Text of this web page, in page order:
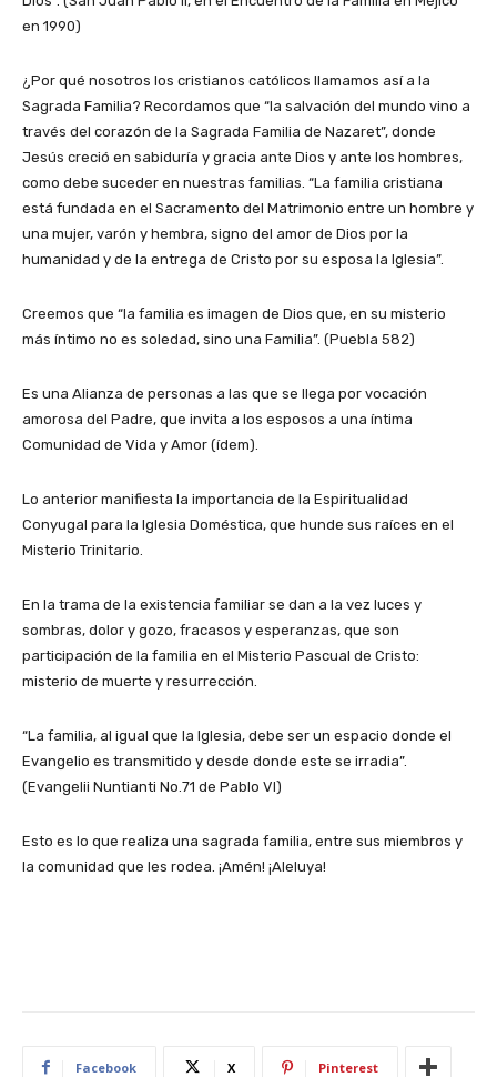
en 1990)
¿Por qué nosotros los cristianos católicos llamamos así a la
Sagrada Familia? Recordamos que “la salvación del mundo vino a
través del corazón de la Sagrada Familia de Nazaret”, donde
Jesús creció en sabiduría y gracia ante Dios y ante los hombres,
como debe suceder en nuestras familias. “La familia cristiana
está fundada en el Sacramento del Matrimonio entre un hombre y
una mujer, varón y hembra, signo del amor de Dios por la
humanidad y de la entrega de Cristo por su esposa la Iglesia”.
Creemos que “la familia es imagen de Dios que, en su misterio
más íntimo no es soledad, sino una Familia”. (Puebla 582)
Es una Alianza de personas a las que se llega por vocación
amorosa del Padre, que invita a los esposos a una íntima
Comunidad de Vida y Amor (ídem).
Lo anterior manifiesta la importancia de la Espiritualidad
Conyugal para la Iglesia Doméstica, que hunde sus raíces en el
Misterio Trinitario.
En la trama de la existencia familiar se dan a la vez luces y
sombras, dolor y gozo, fracasos y esperanzas, que son
participación de la familia en el Misterio Pascual de Cristo:
misterio de muerte y resurrección.
“La familia, al igual que la Iglesia, debe ser un espacio donde el
Evangelio es transmitido y desde donde este se irradia”.
(Evangelii Nuntianti No.71 de Pablo VI)
Esto es lo que realiza una sagrada familia, entre sus miembros y
la comunidad que les rodea. ¡Amén! ¡Aleluya!
Facebook X Pinterest